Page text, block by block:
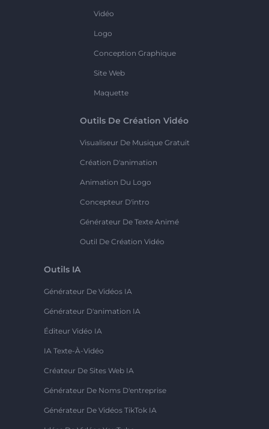
Vidéo
Logo
Conception Graphique
Site Web
Maquette
Outils De Création Vidéo
Visualiseur De Musique Gratuit
Création D'animation
Animation Du Logo
Concepteur D'intro
Générateur De Texte Animé
Outil De Création Vidéo
Outils IA
Générateur De Vidéos IA
Générateur D'animation IA
Éditeur Vidéo IA
IA Texte-À-Vidéo
Créateur De Sites Web IA
Générateur De Noms D'entreprise
Générateur De Vidéos TikTok IA